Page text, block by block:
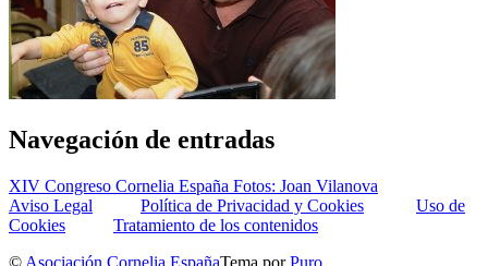
Navegación de entradas
XIV Congreso Cornelia España Fotos: Joan Vilanova
Aviso Legal
Política de Privacidad y Cookies
Uso de
Cookies
Tratamiento de los contenidos
© Asociación Cornelia EspañaTema porPuro